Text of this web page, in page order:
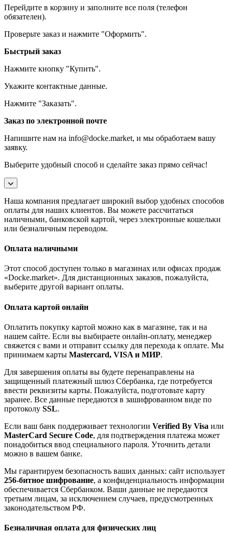
Перейдите в корзину и заполните все поля (телефон
обязателен).
Проверьте заказ и нажмите "Оформить".
Быстрый заказ
Нажмите кнопку "Купить".
Укажите контактные данные.
Нажмите "Заказать".
Заказ по электронной почте
Напишите нам на info@docke.market, и мы обработаем вашу
заявку.
Выберите удобный способ и сделайте заказ прямо сейчас!
Наша компания предлагает широкий выбор удобных способов
оплаты для наших клиентов. Вы можете рассчитаться
наличными, банковской картой, через электронные кошельки
или безналичным переводом.
Оплата наличными
Этот способ доступен только в магазинах или офисах продаж
«Docke.market». Для дистанционных заказов, пожалуйста,
выберите другой вариант оплаты.
Оплата картой онлайн
Оплатить покупку картой можно как в магазине, так и на
нашем сайте. Если вы выбираете онлайн-оплату, менеджер
свяжется с вами и отправит ссылку для перехода к оплате. Мы
принимаем карты Mastercard, VISA и МИР.
Для завершения оплаты вы будете перенаправлены на
защищенный платежный шлюз Сбербанка, где потребуется
ввести реквизиты карты. Пожалуйста, подготовьте карту
заранее. Все данные передаются в зашифрованном виде по
протоколу SSL.
Если ваш банк поддерживает технологии Verified By Visa или
MasterCard Secure Code, для подтверждения платежа может
понадобиться ввод специального пароля. Уточнить детали
можно в вашем банке.
Мы гарантируем безопасность ваших данных: сайт использует
256-битное шифрование, а конфиденциальность информации
обеспечивается Сбербанком. Ваши данные не передаются
третьим лицам, за исключением случаев, предусмотренных
законодательством РФ.
Безналичная оплата для физических лиц